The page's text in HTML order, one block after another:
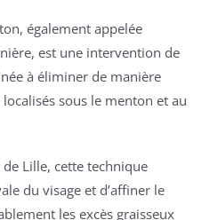
également appelée
est une intervention de
à éliminer de manière
sous le menton et au
Lille, cette technique
du visage et d’affiner le
les excès graisseux